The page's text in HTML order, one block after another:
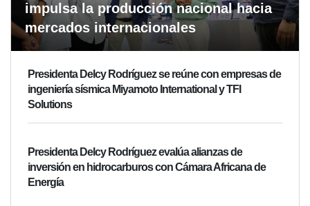
impulsa la producción nacional hacia
mercados internacionales
Presidenta Delcy Rodríguez se reúne con empresas de
ingeniería sísmica Miyamoto International y TFI
Solutions
Presidenta Delcy Rodríguez evalúa alianzas de
inversión en hidrocarburos con Cámara Africana de
Energía